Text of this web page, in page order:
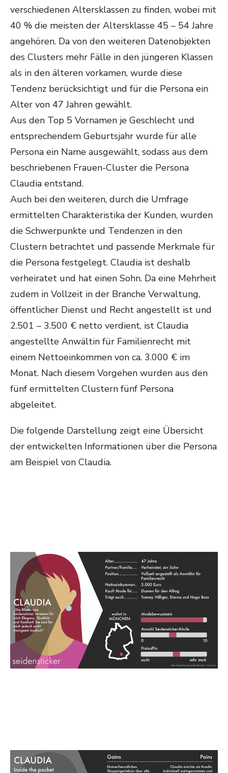
verschiedenen Altersklassen zu finden, wobei mit
40 % die meisten der Altersklasse 45 – 54 Jahre
angehören. Da von den weiteren Datenobjekten
des Clusters mehr Fälle in den jüngeren Klassen
als in den älteren vorkamen, wurde diese
Tendenz berücksichtigt und für die Persona ein
Alter von 47 Jahren gewählt.
Aus den Top 5 Vornamen je Geschlecht und
entsprechendem Geburtsjahr wurde für alle
Persona ein Name ausgewählt, sodass aus dem
beschriebenen Frauen-Cluster die Persona
Claudia entstand.
Auch bei den weiteren, durch die Umfrage
ermittelten Charakteristika der Kunden, wurden
die Schwerpunkte und Tendenzen in den
Clustern betrachtet und passende Merkmale für
die Persona festgelegt. Claudia ist deshalb
verheiratet und hat einen Sohn. Da eine Mehrheit
zudem in Vollzeit in der Branche Verwaltung,
öffentlicher Dienst und Recht angestellt ist und
2.501 – 3.500 € netto verdient, ist Claudia
angestellte Anwältin für Familienrecht mit
einem Nettoeinkommen von ca. 3.000 € im
Monat. Nach diesem Vorgehen wurden aus den
fünf ermittelten Clustern fünf Persona
abgeleitet.
Die folgende Darstellung zeigt eine Übersicht
der entwickelten Informationen über die Persona
am Beispiel von Claudia.